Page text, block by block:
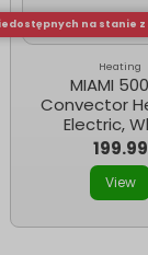
na stanie
Heating
MIAMI
Convector
Electric,
199.99
View